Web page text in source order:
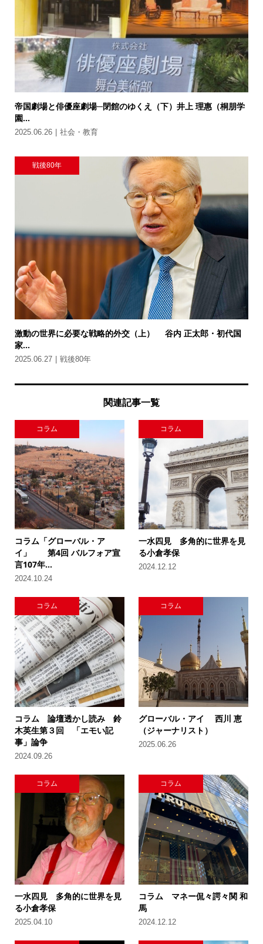
帝国劇場と俳優座劇場─閉館のゆくえ（下）井上 理惠（桐朋学
園...
2025.06.26 社会・教育
戦後80年
激動の世界に必要な戦略的外交（上） 谷内 正太郎・初代国
家...
2025.06.27 戦後80年
関連記事一覧
コラム
コラム「グローバル・ア
イ」 第4回 バルフォア宣
言107年...
2024.10.24
コラム
一水四見 多角的に世界を見
る小倉孝保
2024.12.12
コラム
コラム 論壇透かし読み 鈴
木英生第３回 「エモい記
事」論争
2024.09.26
コラム
グローバル・アイ 西川 恵
（ジャーナリスト）
2025.06.26
コラム
一水四見 多角的に世界を見
る小倉孝保
2025.04.10
コラム
コラム マネー侃々諤々関 和
馬
2024.12.12